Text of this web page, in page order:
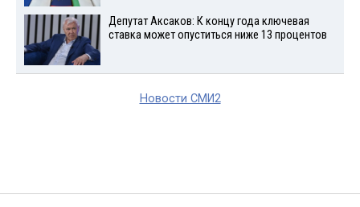
Депутат Аксаков: К концу года ключевая
ставка может опуститься ниже 13 процентов
Новости СМИ2